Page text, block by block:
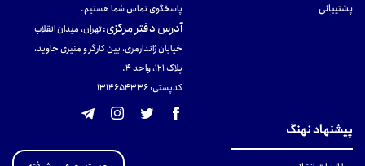
پشتیبانی
پاسخگوی تماس شما هستیم.
آدرس دفتر مرکزی:تهران، میدان انقلاب
خیابان ژاندارمری، بین کارگر و منیری جاوید،
پلاک 121، واحد ۴.
کدپستی: 131465433۶
پیشنهاد نهنگ